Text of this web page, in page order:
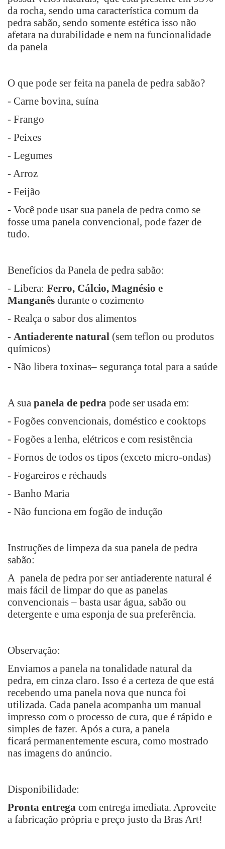
da rocha, sendo uma característica comum da
pedra sabão, sendo somente estética isso não
afetara na durabilidade e nem na funcionalidade
da panela
O que pode ser feita na panela de pedra sabão?
- Carne bovina, suína
- Frango
- Peixes
- Legumes
- Arroz
- Feijão
- Você pode usar sua panela de pedra como se
fosse uma panela convencional, pode fazer de
tudo.
Benefícios da Panela de pedra sabão:
- Libera: Ferro, Cálcio, Magnésio e
Manganês durante o cozimento
- Realça o sabor dos alimentos
- Antiaderente natural (sem teflon ou produtos
químicos)
- Não libera toxinas– segurança total para a saúde
A sua panela de pedra pode ser usada em:
- Fogões convencionais, doméstico e cooktops
- Fogões a lenha, elétricos e com resistência
- Fornos de todos os tipos (exceto micro-ondas)
- Fogareiros e réchauds
- Banho Maria
- Não funciona em fogão de indução
Instruções de limpeza da sua panela de pedra
sabão:
A panela de pedra por ser antiaderente natural é
mais fácil de limpar do que as panelas
convencionais – basta usar água, sabão ou
detergente e uma esponja de sua preferência.
Observação:
Enviamos a panela na tonalidade natural da
pedra, em cinza claro. Isso é a certeza de que está
recebendo uma panela nova que nunca foi
utilizada. Cada panela acompanha um manual
impresso com o processo de cura, que é rápido e
simples de fazer. Após a cura, a panela
ficará permanentemente escura, como mostrado
nas imagens do anúncio.
Disponibilidade:
Pronta entrega com entrega imediata. Aproveite
a fabricação própria e preço justo da Bras Art!